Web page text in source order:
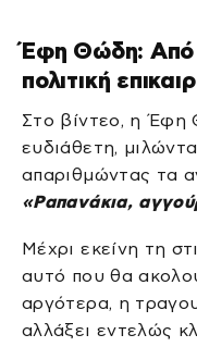
Έφη Θώδη: Από
πολιτική
Στο βίντεο, η Έφη
ευδιάθετη,
απαριθμώντας τα
«Ραπανάκια,
Μέχρι εκείνη τη
αυτό που θα
αργότερα, η
αλλάξει εντελώς